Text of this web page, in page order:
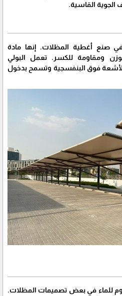
الجوية القاسية.
في صنع أغطية المظلات. إنها مادة
ومقاومة للكسر. تعمل البولي
فوق البنفسجية وتسمح بدخول
للماء في بعض تصميمات المظلات.